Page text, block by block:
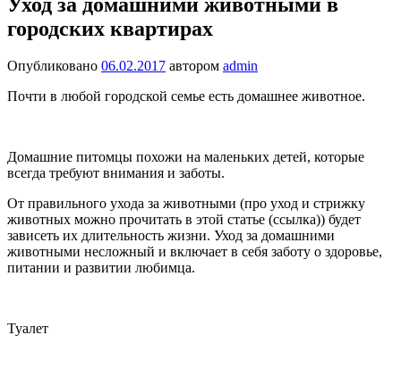
городских квартирах
Опубликовано 06.02.2017 автором admin
Почти в любой городской семье есть домашнее животное.
Домашние питомцы похожи на маленьких детей, которые
всегда требуют внимания и заботы.
От правильного ухода за животными (про уход и стрижку
животных можно прочитать в этой статье (ссылка)) будет
зависеть их длительность жизни. Уход за домашними
животными несложный и включает в себя заботу о здоровье,
питании и развитии любимца.
Туалет